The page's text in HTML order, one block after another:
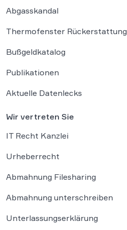
Abgasskandal
Thermofenster Rückerstattung
Bußgeldkatalog
Publikationen
Aktuelle Datenlecks
Wir vertreten Sie
IT Recht Kanzlei
Urheberrecht
Abmahnung Filesharing
Abmahnung unterschreiben
Unterlassungserklärung